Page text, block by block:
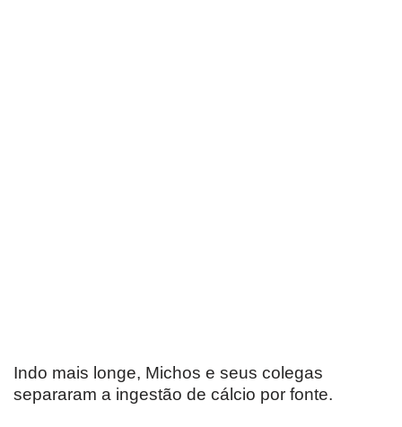
Indo mais longe, Michos e seus colegas
separaram a ingestão de cálcio por fonte.